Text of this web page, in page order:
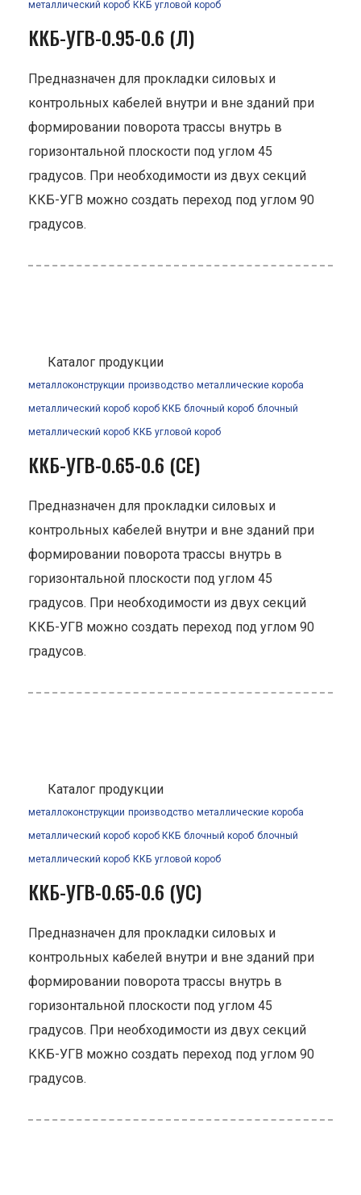
металлический короб ККБ угловой короб
ККБ-УГВ-0.95-0.6 (Л)
Предназначен для прокладки силовых и
контрольных кабелей внутри и вне зданий при
формировании поворота трассы внутрь в
горизонтальной плоскости под углом 45
градусов. При необходимости из двух секций
ККБ-УГВ можно создать переход под углом 90
градусов.
Каталог продукции
металлоконструкции производство металлические короба
металлический короб короб ККБ блочный короб блочный
металлический короб ККБ угловой короб
ККБ-УГВ-0.65-0.6 (СЕ)
Предназначен для прокладки силовых и
контрольных кабелей внутри и вне зданий при
формировании поворота трассы внутрь в
горизонтальной плоскости под углом 45
градусов. При необходимости из двух секций
ККБ-УГВ можно создать переход под углом 90
градусов.
Каталог продукции
металлоконструкции производство металлические короба
металлический короб короб ККБ блочный короб блочный
металлический короб ККБ угловой короб
ККБ-УГВ-0.65-0.6 (УС)
Предназначен для прокладки силовых и
контрольных кабелей внутри и вне зданий при
формировании поворота трассы внутрь в
горизонтальной плоскости под углом 45
градусов. При необходимости из двух секций
ККБ-УГВ можно создать переход под углом 90
градусов.